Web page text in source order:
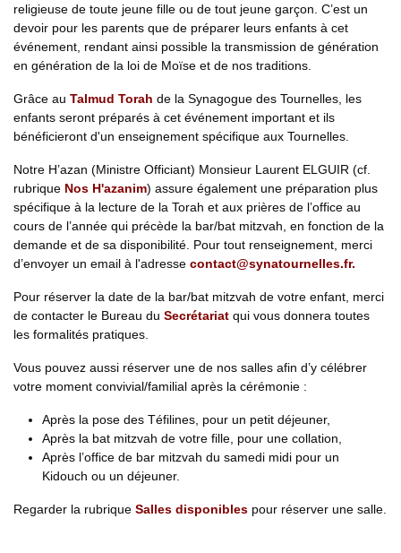
religieuse de toute jeune fille ou de tout jeune garçon. C’est un
devoir pour les parents que de préparer leurs enfants à cet
événement, rendant ainsi possible la transmission de génération
en génération de la loi de Moïse et de nos traditions.
Grâce au Talmud Torah de la Synagogue des Tournelles, les
enfants seront préparés à cet événement important et ils
bénéficieront d'un enseignement spécifique aux Tournelles.
Notre H’azan (Ministre Officiant) Monsieur Laurent ELGUIR (cf.
rubrique Nos H'azanim) assure également une préparation plus
spécifique à la lecture de la Torah et aux prières de l’office au
cours de l’année qui précède la bar/bat mitzvah, en fonction de la
demande et de sa disponibilité. Pour tout renseignement, merci
d’envoyer un email à l'adresse contact@synatournelles.fr.
Pour réserver la date de la bar/bat mitzvah de votre enfant, merci
de contacter le Bureau du Secrétariat qui vous donnera toutes
les formalités pratiques.
Vous pouvez aussi réserver une de nos salles afin d’y célébrer
votre moment convivial/familial après la cérémonie :
Après la pose des Téfilines, pour un petit déjeuner,
Après la bat mitzvah de votre fille, pour une collation,
Après l’office de bar mitzvah du samedi midi pour un
Kidouch ou un déjeuner.
Regarder la rubrique Salles disponibles pour réserver une salle.